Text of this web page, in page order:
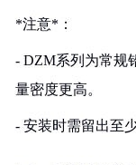
*注意*：
- DZM系列为常规
量密度更高。
- 安装时需留出至